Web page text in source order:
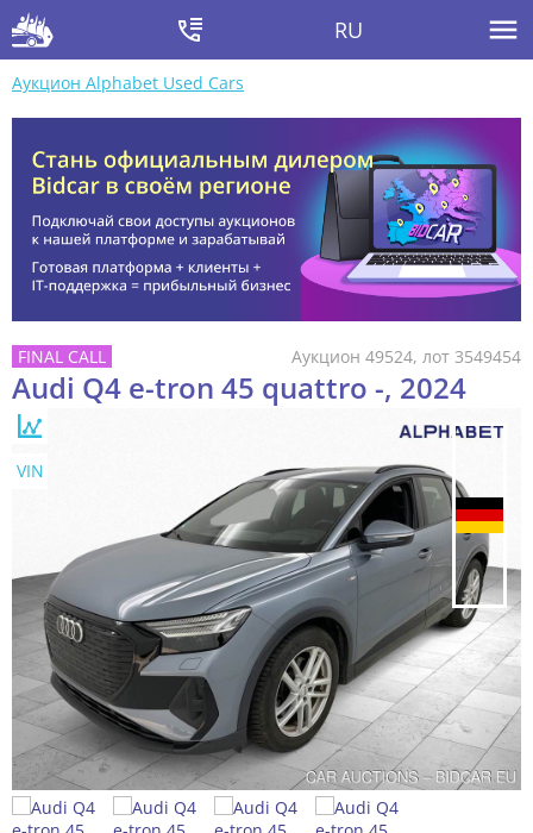
RU
Аукцион Alphabet Used Cars
Аукцион 49524, лот 3549454
Audi Q4 e-tron 45 quattro -, 2024
VIN